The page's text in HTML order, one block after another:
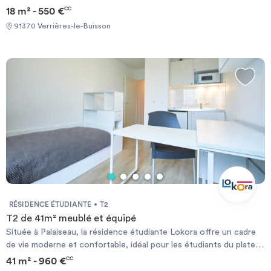
18 m² - 550 €CC
91370 Verrières-le-Buisson
RÉSIDENCE ÉTUDIANTE T2
T2 de 41m² meublé et équipé
Située à Palaiseau, la résidence étudiante Lokora offre un cadre
de vie moderne et confortable, idéal pour les étudiants du plateau
de Saclay, à proximité des grandes écoles telles que l’ENS,
41 m² - 960 €CC